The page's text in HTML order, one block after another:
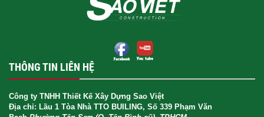
THÔNG TIN LIÊN HỆ
Công ty TNHH Thiết Kế Xây Dựng Sao Việt
Địa chỉ: Lầu 1 Tòa Nhà TTO BUILING, Số 339 Phạm Văn